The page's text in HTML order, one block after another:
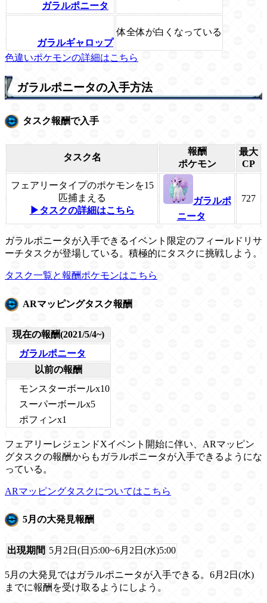
ガラルポニータ
ガラルギャロップ
体全体が白くなっている
色違いポケモンの詳細はこちら
ガラルポニータの入手方法
タスク報酬で入手
タスク名
報酬
ポケモン
最大
CP
フェアリータイプのポケモンを15
匹捕まえる
▶タスクの詳細はこちら
ガラルポ
ニータ
727
ガラルポニータが入手できるイベント限定のフィールドリサ
ーチタスクが登場している。積極的にタスクに挑戦しよう。
タスク一覧と報酬ポケモンはこちら
ARマッピングタスク報酬
現在の報酬(2021/5/4~)
ガラルポニータ
以前の報酬
モンスターボールx10
スーパーボールx5
ポフィンx1
フェアリーレジェンドXイベント開始に伴い、ARマッピン
グタスクの報酬からもガラルポニータが入手できるようにな
っている。
ARマッピングタスクについてはこちら
5月の大発見報酬
出現期間 5月2日(日)5:00~6月2日(水)5:00
5月の大発見ではガラルポニータが入手できる。6月2日(水)
までに報酬を受け取るようにしよう。